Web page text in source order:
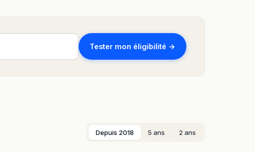
Tester mon éligibilité →
Depuis 2018 5 ans 2 ans